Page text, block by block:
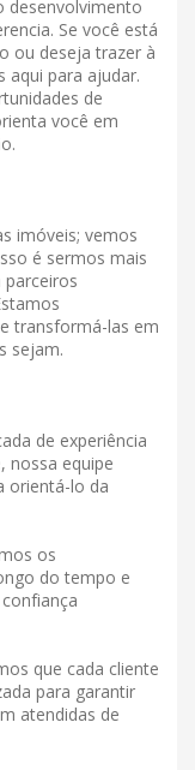
desenvolvimento
Se você está
ou deseja trazer à
aqui para ajudar.
de
você em
imóveis; vemos
é sermos mais
transformá-las em
sejam.
de experiência
nossa equipe
orientá-lo da
os
do tempo e
que cada cliente
para garantir
atendidas de